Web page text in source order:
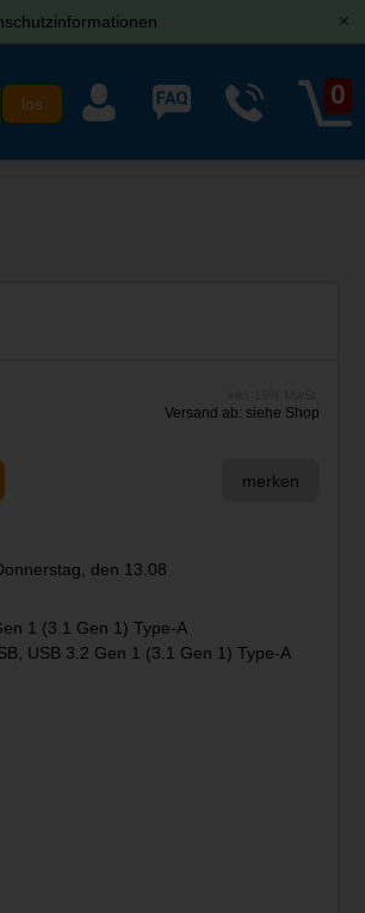
[x]
0
Versand ab: siehe Shop
merken
den 13.08
1 (3.1 Gen 1) Type-A
USB 3.2 Gen 1 (3.1 Gen 1) Type-A